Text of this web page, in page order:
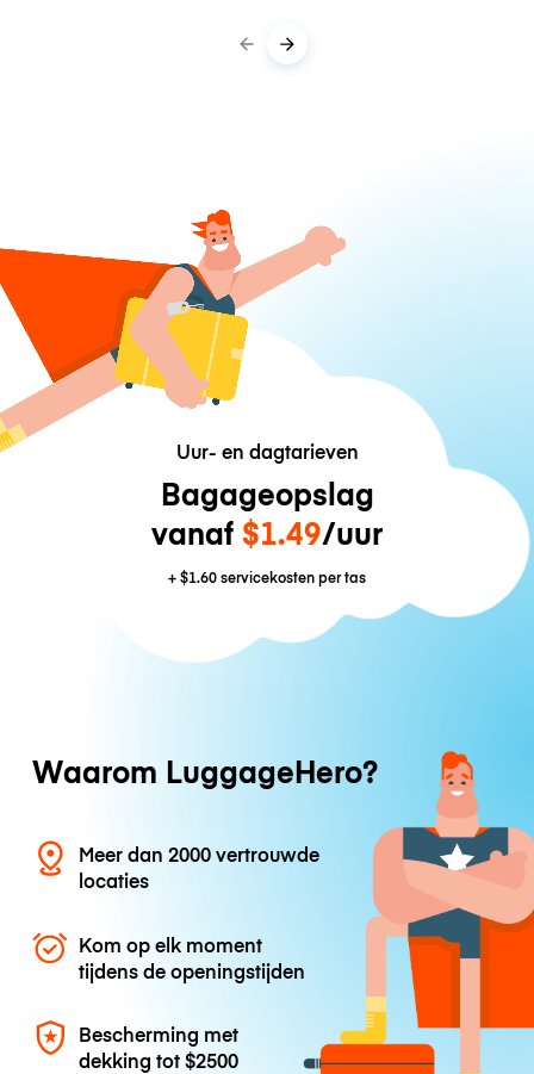
Uur- en dagtarieven
Bagageopslag
vanaf $1.49/uur
+$1.60servicekosten per tas
Waarom LuggageHero?
Meer dan 2000 vertrouwde
locaties
Kom op elk moment
tijdens de openingstijden
Bescherming met
dekking tot$2500